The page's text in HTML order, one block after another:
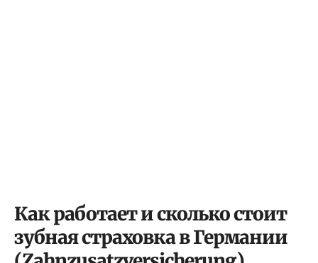
Как работает и сколько стоит
зубная страховка в Германии